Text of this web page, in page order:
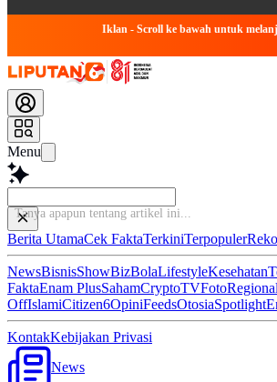
Iklan - Scroll ke bawah untuk
Menu
Tanya
Berita UtamaCek FaktaTerkiniTerpopuler
NewsBisnisShowBizBolaLifestyleKesehatan
FaktaEnam PlusSahamCryptoTVFotoRegional
OffIslamiCitizen6OpiniFeedsOtosiaSpotlight
KontakKebijakan Privasi
News